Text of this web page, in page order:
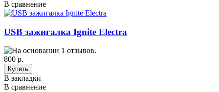
В сравнение
USB зажигалка Ignite Electra
800 р.
В закладки
В сравнение